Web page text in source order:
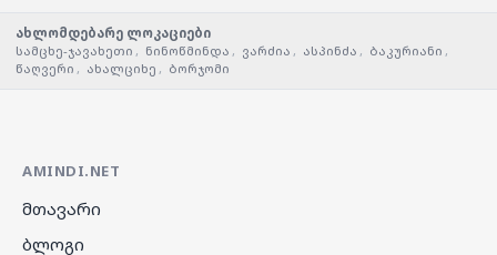
ახლომდებარე ლოკაციები
სამცხე-ჯავახეთი , ნინოწმინდა , ვარძია , ასპინძა , ბაკურიანი ,
წაღვერი , ახალციხე , ბორჯომი
AMINDI.NET
მთავარი
ბლოგი